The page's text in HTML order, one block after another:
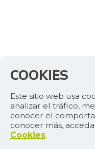
COOKIES
Este sitio web usa
analizar el tráfico,
conocer el
conocer más,
Cookies.